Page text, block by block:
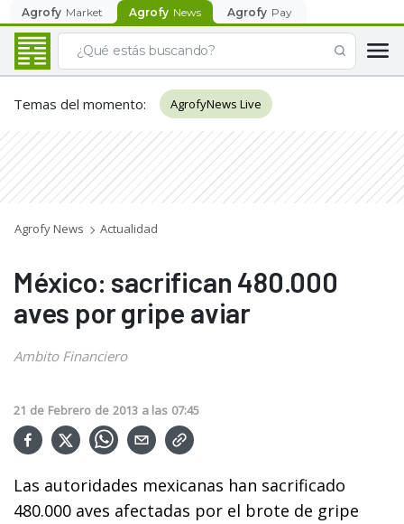
Agrofy Market Agrofy News Agrofy Pay
Temas del momento: AgrofyNews Live
Agrofy News Actualidad
México: sacrifican 480.000
aves por gripe aviar
Ambito Financiero
21 de Febrero de 2013 a las 07:45
Las autoridades mexicanas han sacrificado
480.000 aves afectadas por el brote de gripe